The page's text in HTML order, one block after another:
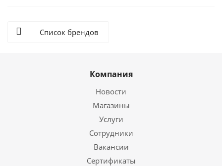
Список брендов
Компания
Новости
Магазины
Услуги
Сотрудники
Вакансии
Сертификаты